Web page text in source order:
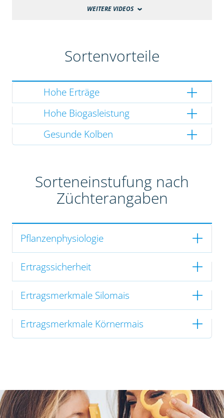
WEITERE VIDEOS
Sortenvorteile
Hohe Erträge
Hohe Biogasleistung
Gesunde Kolben
Sorteneinstufung nach
Züchterangaben
Pflanzenphysiologie
Ertragssicherheit
Ertragsmerkmale Silomais
Ertragsmerkmale Körnermais